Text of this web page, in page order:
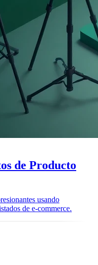
de Producto
usando
de e-commerce.